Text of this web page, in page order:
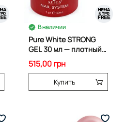
В наличии
Pure White STRONG
GEL 30 мл — плотный
молочно-белый
515,00 грн
Купить